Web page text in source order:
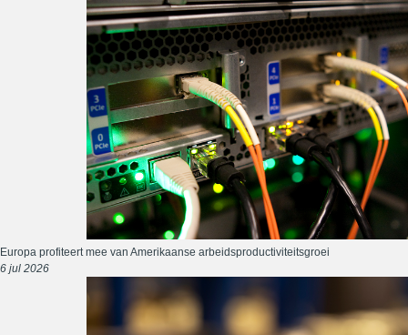
Europa profiteert mee van Amerikaanse arbeidsproductiviteitsgroei
6 jul 2026